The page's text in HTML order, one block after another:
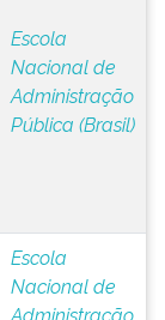
Escola
Nacional de
Administração
Pública (Brasil)
Escola
Nacional de
Administração